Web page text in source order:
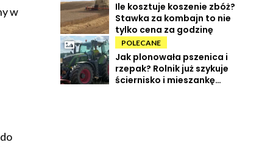
w
Ile kosztuje koszenie zbóż?
Stawka za kombajn to nie
tylko cena za godzinę
POLECANE
Jak plonowała pszenica i
rzepak? Rolnik już szykuje
ściernisko i mieszankę